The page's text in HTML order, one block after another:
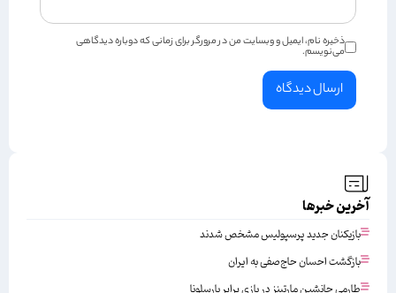
ذخیره نام، ایمیل و وبسایت من در مرورگر برای زمانی که دوباره دیدگاهی
می‌نویسم.
آخرین خبرها
بازیکنان جدید پرسپولیس مشخص شدند
بازگشت احسان حاج‌صفی به ایران